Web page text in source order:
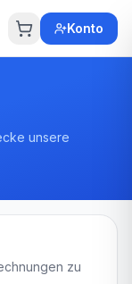
Konto
unsere
zu